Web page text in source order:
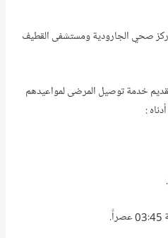
صحي الجارودية ومستشفى القطيف
خدمة توصيل المرضى لمواعيدهم
: